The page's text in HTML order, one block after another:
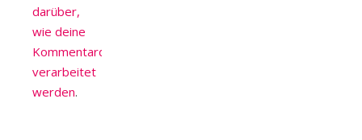
darüber,
wie deine
Kommentardaten
verarbeitet
werden.